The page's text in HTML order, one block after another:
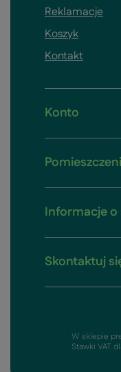
Reklamacje
Koszyk
Kontakt
Konto
Informacje o
Skontaktuj
W sklepie
Stawki VAT